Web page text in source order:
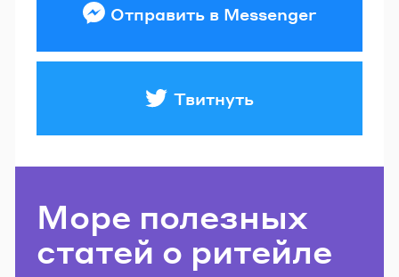
Отправить в Messenger
Твитнуть
Море полезных
статей о ритейле